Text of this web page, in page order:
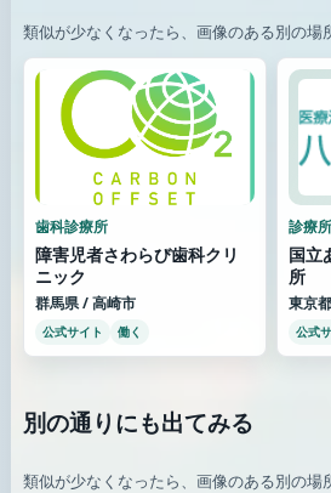
類似が少なくなったら、画像のある別の場
歯科診療所
障害児者さわらび歯科クリ
ニック
群馬県 / 高崎市
公式サイト 働く
診療所
国立
所
東京
公式
別の通りにも出てみる
類似が少なくなったら、画像のある別の場